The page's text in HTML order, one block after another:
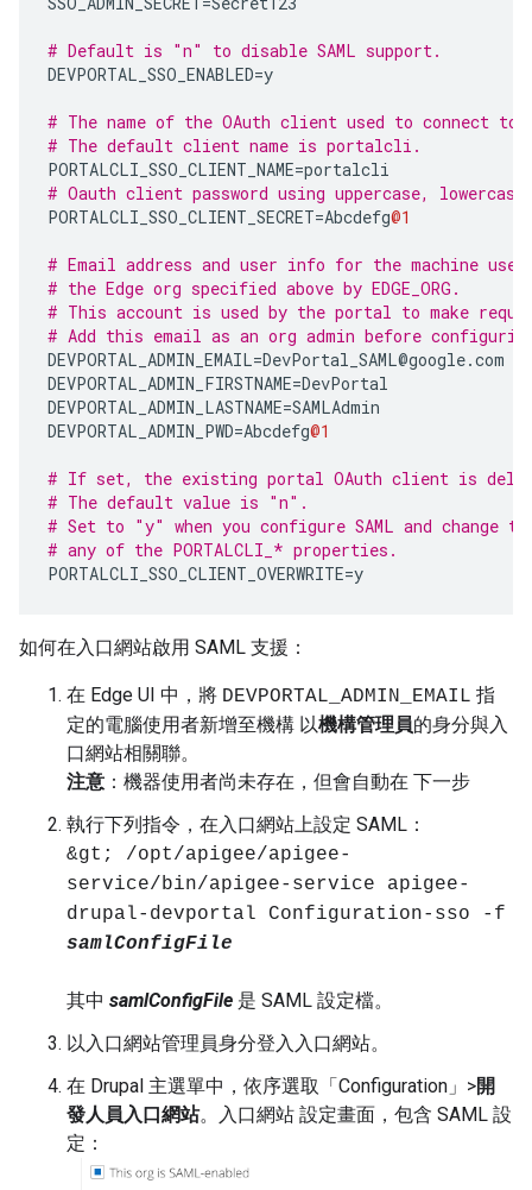
# Default is "n" to disable SAML support.
DEVPORTAL_SSO_ENABLED=y
# The name of the OAuth client used to connect to
# The default client name is portalcli.
PORTALCLI_SSO_CLIENT_NAME=portalcli
# Oauth client password using uppercase,
PORTALCLI_SSO_CLIENT_SECRET=Abcdefg@1
# Email address and user info for the machine
# the Edge org specified above by EDGE_ORG.
# This account is used by the portal to make
# Add this email as an org admin before
DEVPORTAL_ADMIN_EMAIL=DevPortal_SAML@google.com
DEVPORTAL_ADMIN_FIRSTNAME=DevPortal
DEVPORTAL_ADMIN_LASTNAME=SAMLAdmin
DEVPORTAL_ADMIN_PWD=Abcdefg@1
# If set, the existing portal OAuth client is
# The default value is "n".
# Set to "y" when you configure SAML and change
# any of the PORTALCLI_* properties.
PORTALCLI_SSO_CLIENT_OVERWRITE=y
如何在入口網站啟用 SAML 支援：
在 Edge UI 中，將 DEVPORTAL_ADMIN_EMAIL 指
定的電腦使用者新增至機構 以機構管理員的身分與入
口網站相關聯。
注意 ：機器使用者尚未存在，但會自動在 下一步
執行下列指令，在入口網站上設定 SAML：
&gt; /opt/apigee/apigee-
service/bin/apigee-service apigee-
drupal-devportal Configuration-sso -f
samlConfigFile
其中 samlConfigFile 是 SAML 設定檔。
以入口網站管理員身分登入入口網站。
在 Drupal 主選單中，依序選取「Configuration」>開
發人員入口網站。入口網站 設定畫面，包含 SAML 設
定：